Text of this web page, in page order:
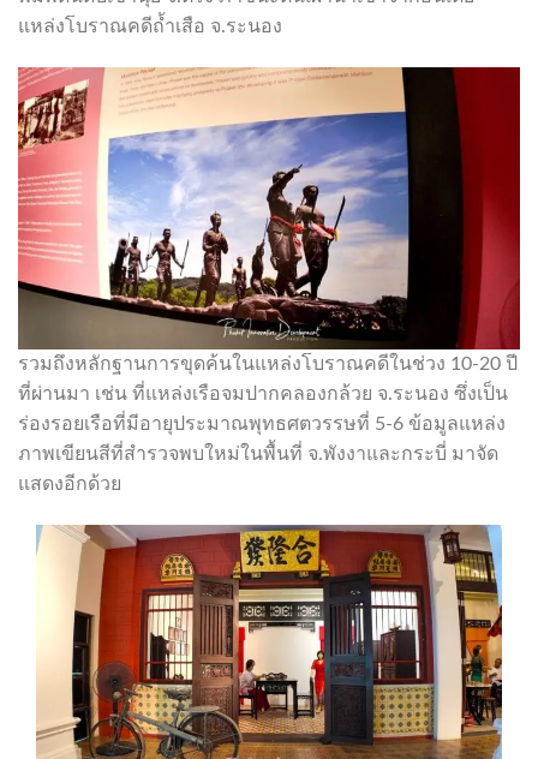
แหล่งโบราณคดีถ้ำเสือ จ.ระนอง
รวมถึงหลักฐานการขุดค้นในแหล่งโบราณคดีในช่วง 10-20 ปี
ที่ผ่านมา เช่น ที่แหล่งเรือจมปากคลองกล้วย จ.ระนอง ซึ่งเป็น
ร่องรอยเรือที่มีอายุประมาณพุทธศตวรรษที่ 5-6 ข้อมูลแหล่ง
ภาพเขียนสีที่สำรวจพบใหม่ในพื้นที่ จ.พังงาและกระบี่ มาจัด
แสดงอีกด้วย